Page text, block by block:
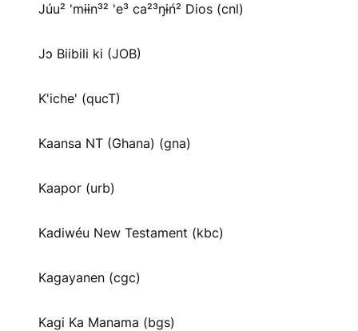
Júu² 'mɨɨn³² 'e³ ca²³ŋɨń² Dios (cnl)
Jɔ Biibili ki (JOB)
K'iche' (qucT)
Kaansa NT (Ghana) (gna)
Kaapor (urb)
Kadiwéu New Testament (kbc)
Kagayanen (cgc)
Kagi Ka Manama (bgs)